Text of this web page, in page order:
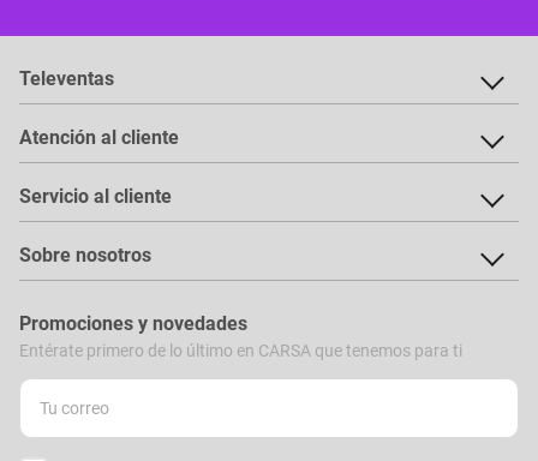
Televentas
Atención al cliente
Servicio al cliente
Sobre nosotros
Promociones y novedades
Entérate primero de lo último en CARSA que tenemos para ti